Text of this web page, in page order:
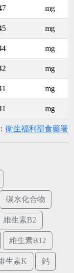
mg
mg
mg
mg
mg
mg
衛生福利部食藥署
碳水化合物
維生素B2
維生素B12
生素K 鈣